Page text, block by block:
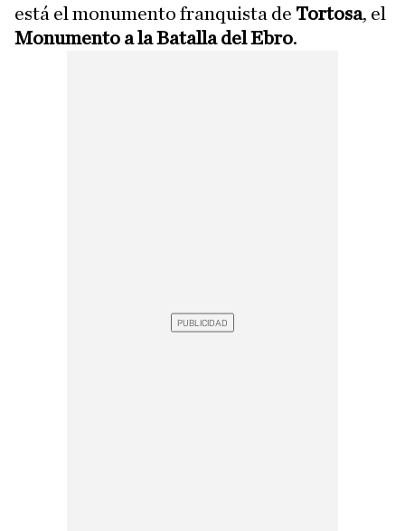
está el monumento franquista de Tortosa, el
Monumento a la Batalla del Ebro.